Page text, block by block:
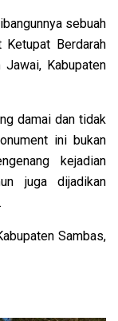
sebuah
Berdarah
Kabupaten
damai dan tidak
ini bukan
kejadian
juga dijadikan
Sambas,